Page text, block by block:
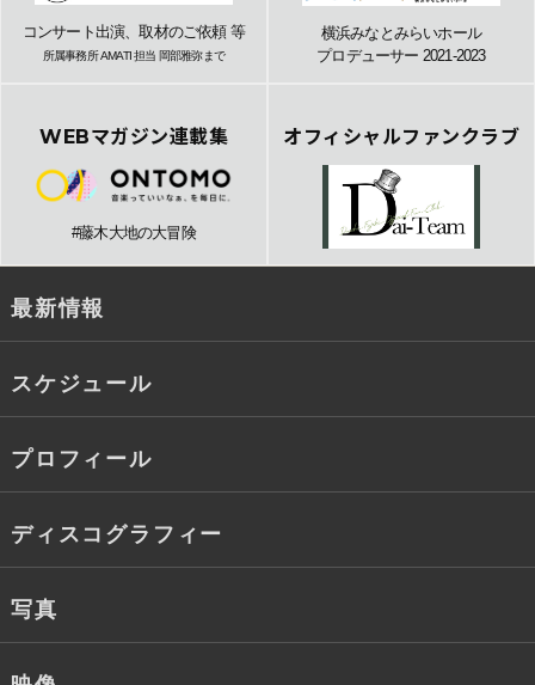
コンサート出演、取材のご依頼 等
所属事務所 AMATI 担当 岡部雅弥まで
横浜みなとみらいホール
プロデューサー 2021-2023
WEBマガジン連載集
#藤木大地の大冒険
オフィシャルファンクラブ
最新情報
スケジュール
プロフィール
ディスコグラフィー
写真